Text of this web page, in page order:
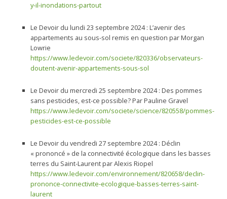
y-il-inondations-partout
Le Devoir du lundi 23 septembre 2024 : L’avenir des
appartements au sous-sol remis en question par Morgan
Lowrie
https://www.ledevoir.com/societe/820336/observateurs-
doutent-avenir-appartements-sous-sol
Le Devoir du mercredi 25 septembre 2024 : Des pommes
sans pesticides, est-ce possible? Par Pauline Gravel
https://www.ledevoir.com/societe/science/820558/pommes-
pesticides-est-ce-possible
Le Devoir du vendredi 27 septembre 2024 : Déclin
« prononcé » de la connectivité écologique dans les basses
terres du Saint-Laurent par Alexis Riopel
https://www.ledevoir.com/environnement/820658/declin-
prononce-connectivite-ecologique-basses-terres-saint-
laurent